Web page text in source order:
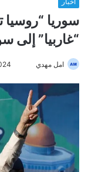
سوريا
“غاربيا” إلى
امل مهدي
ل
ب
ر
ي
د